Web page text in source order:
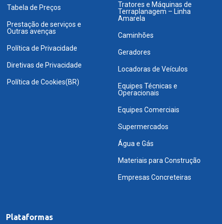
Tabela de Preços
Prestação de serviços e
Outras avenças
Política de Privacidade
Diretivas de Privacidade
Política de Cookies(BR)
Tratores e Máquinas de
Terraplanagem – Linha
Amarela
Caminhões
Geradores
Locadoras de Veículos
Equipes Técnicas e
Operacionais
Equipes Comerciais
Supermercados
Água e Gás
Materiais para Construção
Empresas Concreteiras
Plataformas